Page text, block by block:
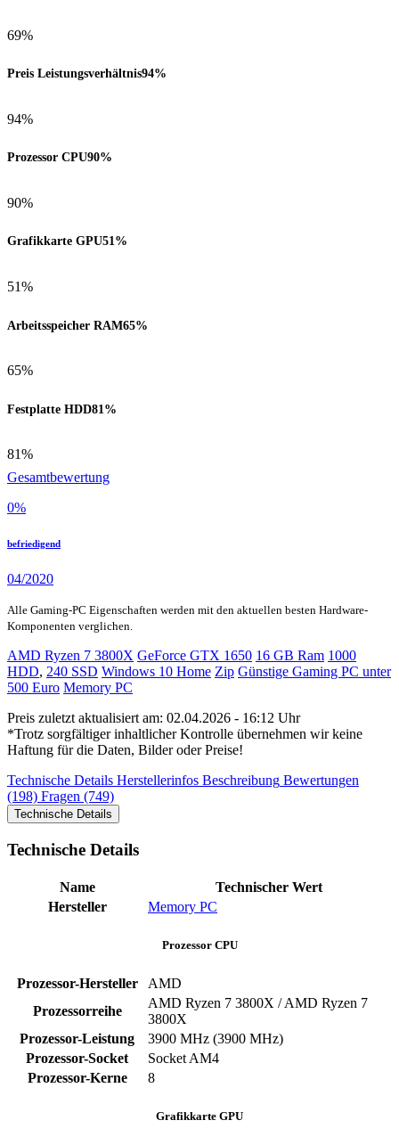
69%
Preis Leistungsverhältnis94%
94%
Prozessor CPU90%
90%
Grafikkarte GPU51%
51%
Arbeitsspeicher RAM65%
65%
Festplatte HDD81%
81%
Gesamtbewertung
0%
befriedigend
04/2020
Alle Gaming-PC Eigenschaften werden mit den aktuellen besten Hardware-
Komponenten verglichen.
AMD Ryzen 7 3800X GeForce GTX 1650 16 GB Ram 1000
HDD, 240 SSD Windows 10 Home Zip Günstige Gaming PC unter
500 Euro Memory PC
Preis zuletzt aktualisiert am: 02.04.2026 - 16:12 Uhr
*Trotz sorgfältiger inhaltlicher Kontrolle übernehmen wir keine
Haftung für die Daten, Bilder oder Preise!
Technische Details Herstellerinfos Beschreibung Bewertungen
(198) Fragen (749)
Technische Details
Technische Details
Name
Technischer Wert
Hersteller
Memory PC
Prozessor CPU
Prozessor-Hersteller
‎AMD
Prozessorreihe
AMD Ryzen 7 3800X / AMD Ryzen 7
3800X
Prozessor-Leistung
‎3900 MHz (3900 MHz)
Prozessor-Socket
‎Socket AM4
Prozessor-Kerne
‎8
Grafikkarte GPU